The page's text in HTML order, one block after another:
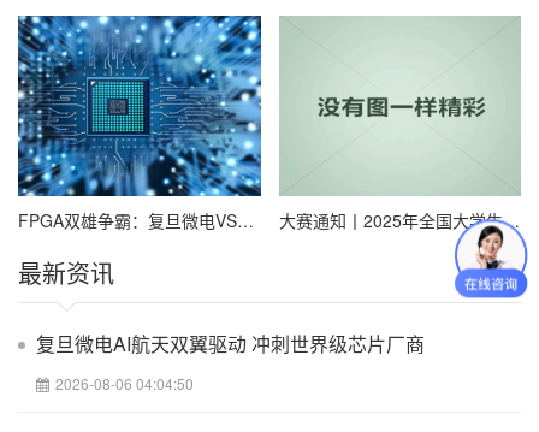
FPGA双雄争霸：复旦微电VS紫光国微，技术路线谁更硬核？ 大赛通知丨2025年全国大学生嵌入式芯片与系统设计竞赛FPGA创新设计赛道报名通知
最新资讯
复旦微电AI航天双翼驱动 冲刺世界级芯片厂商
2026-08-06 04:04:50